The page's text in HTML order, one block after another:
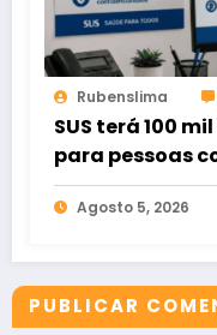
Rubenslima
SUS terá 100
para pessoas
apostas em
Agosto 5, 2026
PUBLICAR